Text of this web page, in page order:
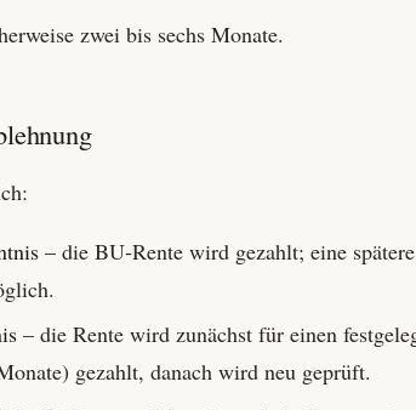
zwei bis sechs Monate.
– die BU-Rente wird gezahlt; eine spätere
– die Rente wird zunächst für einen
gezahlt, danach wird neu geprüft.